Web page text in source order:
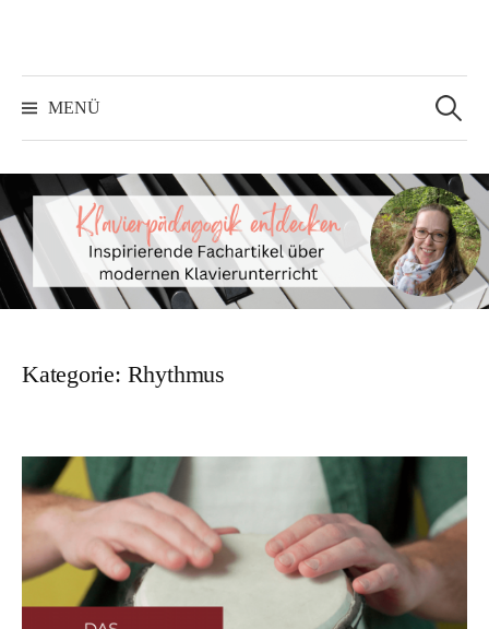
Inhalt
MENÜ
nach:
Kategorie: Rhythmus